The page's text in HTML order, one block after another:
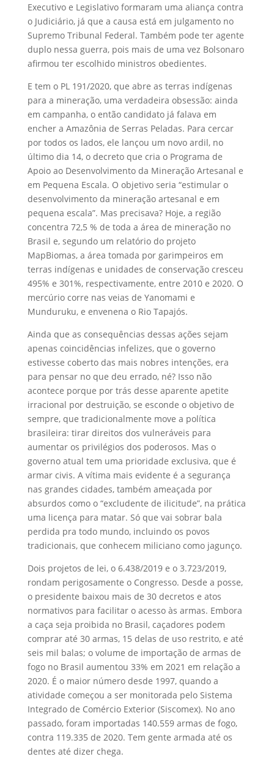
Executivo e Legislativo formaram uma aliança contra
o Judiciário, já que a causa está em julgamento no
Supremo Tribunal Federal. Também pode ter agente
duplo nessa guerra, pois mais de uma vez Bolsonaro
afirmou ter escolhido ministros obedientes.
E tem o PL 191/2020, que abre as terras indígenas
para a mineração, uma verdadeira obsessão: ainda
em campanha, o então candidato já falava em
encher a Amazônia de Serras Peladas. Para cercar
por todos os lados, ele lançou um novo ardil, no
último dia 14, o decreto que cria o Programa de
Apoio ao Desenvolvimento da Mineração Artesanal e
em Pequena Escala. O objetivo seria “estimular o
desenvolvimento da mineração artesanal e em
pequena escala”. Mas precisava? Hoje, a região
concentra 72,5 % de toda a área de mineração no
Brasil e, segundo um relatório do projeto
MapBiomas, a área tomada por garimpeiros em
terras indígenas e unidades de conservação cresceu
495% e 301%, respectivamente, entre 2010 e 2020. O
mercúrio corre nas veias de Yanomami e
Munduruku, e envenena o Rio Tapajós.
Ainda que as consequências dessas ações sejam
apenas coincidências infelizes, que o governo
estivesse coberto das mais nobres intenções, era
para pensar no que deu errado, né? Isso não
acontece porque por trás desse aparente apetite
irracional por destruição, se esconde o objetivo de
sempre, que tradicionalmente move a política
brasileira: tirar direitos dos vulneráveis para
aumentar os privilégios dos poderosos. Mas o
governo atual tem uma prioridade exclusiva, que é
armar civis. A vítima mais evidente é a segurança
nas grandes cidades, também ameaçada por
absurdos como o “excludente de ilicitude”, na prática
uma licença para matar. Só que vai sobrar bala
perdida pra todo mundo, incluindo os povos
tradicionais, que conhecem miliciano como jagunço.
Dois projetos de lei, o 6.438/2019 e o 3.723/2019,
rondam perigosamente o Congresso. Desde a posse,
o presidente baixou mais de 30 decretos e atos
normativos para facilitar o acesso às armas. Embora
a caça seja proibida no Brasil, caçadores podem
comprar até 30 armas, 15 delas de uso restrito, e até
seis mil balas; o volume de importação de armas de
fogo no Brasil aumentou 33% em 2021 em relação a
2020. É o maior número desde 1997, quando a
atividade começou a ser monitorada pelo Sistema
Integrado de Comércio Exterior (Siscomex). No ano
passado, foram importadas 140.559 armas de fogo,
contra 119.335 de 2020. Tem gente armada até os
dentes até dizer chega.